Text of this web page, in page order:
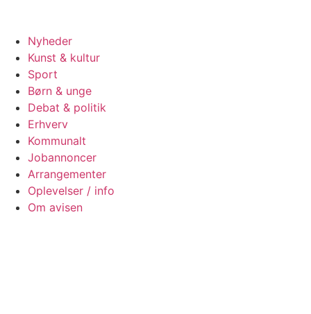
Nyheder
Kunst & kultur
Sport
Børn & unge
Debat & politik
Erhverv
Kommunalt
Jobannoncer
Arrangementer
Oplevelser / info
Om avisen